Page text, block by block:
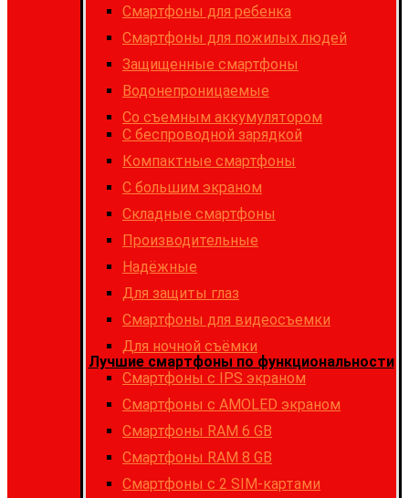
Cмартфоны для ребенка
Смартфоны для пожилых людей
Защищенные смартфоны
Водонепроницаемые
Со съемным аккумулятором
С беспроводной зарядкой
Компактные смартфоны
С большим экраном
Складные смартфоны
Производительные
Надёжные
Для защиты глаз
Смартфоны для видеосъемки
Для ночной съёмки
Лучшие смартфоны по функциональности
Смартфоны с IPS экраном
Смартфоны c AMOLED экраном
Смартфоны RAM 6 GB
Смартфоны RAM 8 GB
Cмартфоны с 2 SIM-картами